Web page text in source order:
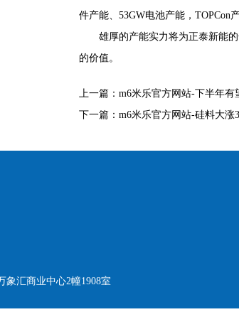
件产能、53GW电池产能，TOPCon
雄厚的产能实力将为正泰新能
的价值。
上一篇： m6米乐官方网站-下半年有
下一篇： m6米乐官方网站-硅料大涨
象汇商业中心2幢1908室